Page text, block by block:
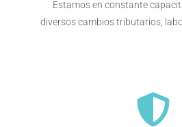
Estamos en constante
diversos cambios tributarios,